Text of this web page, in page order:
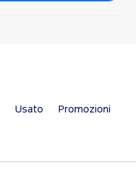
Usato Promozioni